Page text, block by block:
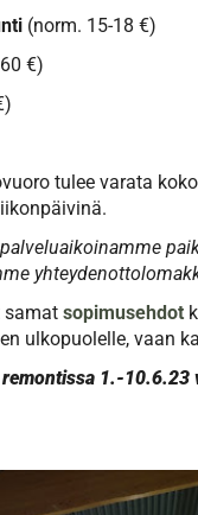
(norm. 15-18 €)
€)
tulee varata
samat sopimusehdot
ulkopuolelle, vaan
1.-